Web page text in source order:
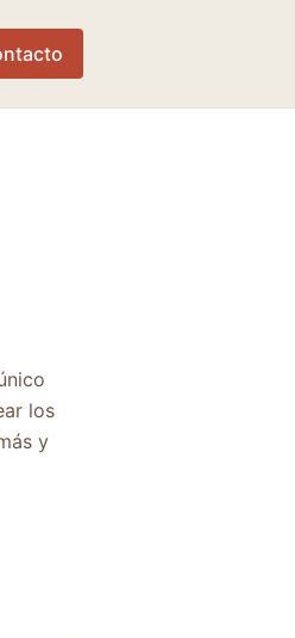
los
y